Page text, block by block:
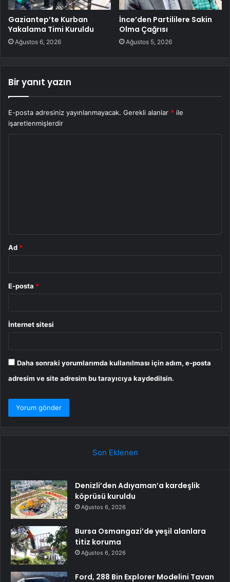
Gaziantep’te Kurban
Yakalama Timi Kuruldu
Ağustos 6, 2026
İnce’den Partililere Sakin
Olma Çağrısı
Ağustos 5, 2026
Bir yanıt yazın
E-posta adresiniz yayınlanmayacak. Gerekli alanlar * ile
işaretlenmişlerdir
Ad *
E-posta *
İnternet sitesi
Daha sonraki yorumlarımda kullanılması için adım, e-posta
adresim ve site adresim bu tarayıcıya kaydedilsin.
Son Eklenen
Denizli’den Adıyaman’a kardeşlik
köprüsü kuruldu
Ağustos 6, 2026
Bursa Osmangazi’de yeşil alanlara
titiz koruma
Ağustos 6, 2026
Ford, 288 Bin Explorer Modelini Tavan